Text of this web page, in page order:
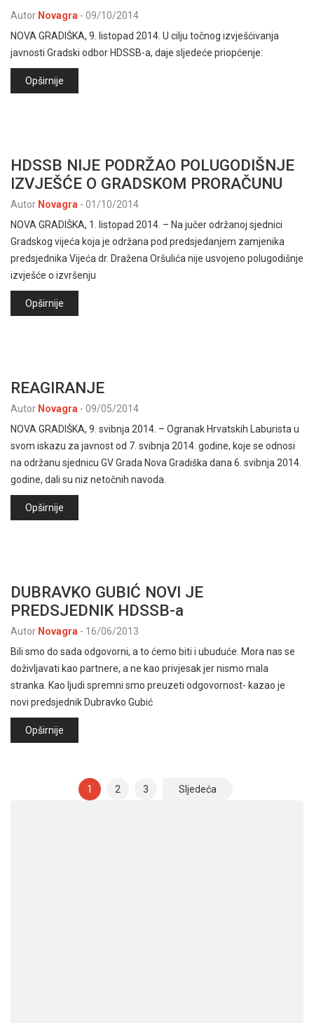
Autor Novagra - 09/10/2014
NOVA GRADIŠKA, 9. listopad 2014. U cilju točnog izvješćivanja
javnosti Gradski odbor HDSSB-a, daje sljedeće priopćenje:
Opširnije
HDSSB NIJE PODRŽAO POLUGODIŠNJE
IZVJEŠĆE O GRADSKOM PRORAČUNU
Autor Novagra - 01/10/2014
NOVA GRADIŠKA, 1. listopad 2014. – Na jučer održanoj sjednici
Gradskog vijeća koja je održana pod predsjedanjem zamjenika
predsjednika Vijeća dr. Dražena Oršulića nije usvojeno polugodišnje
izvješće o izvršenju
Opširnije
REAGIRANJE
Autor Novagra - 09/05/2014
NOVA GRADIŠKA, 9. svibnja 2014. – Ogranak Hrvatskih Laburista u
svom iskazu za javnost od 7. svibnja 2014. godine, koje se odnosi
na održanu sjednicu GV Grada Nova Gradiška dana 6. svibnja 2014.
godine, dali su niz netočnih navoda.
Opširnije
DUBRAVKO GUBIĆ NOVI JE
PREDSJEDNIK HDSSB-a
Autor Novagra - 16/06/2013
Bili smo do sada odgovorni, a to ćemo biti i ubuduće. Mora nas se
doživljavati kao partnere, a ne kao privjesak jer nismo mala
stranka. Kao ljudi spremni smo preuzeti odgovornost- kazao je
novi predsjednik Dubravko Gubić
Opširnije
1 2 3 Sljedeća